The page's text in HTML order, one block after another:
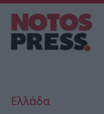
Ελλάδα